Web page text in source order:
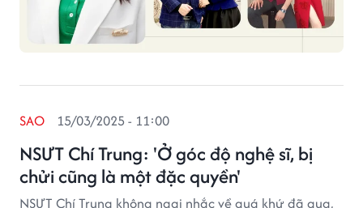
NSƯT Chí Trung: 'Ở góc độ nghệ sĩ, bị
chửi cũng là một đặc quyền'
SAO 15/03/2025 - 11:00
NSƯT Chí Trung không ngại nhắc về quá khứ đã qua,